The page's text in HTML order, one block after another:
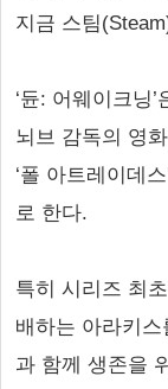
지금 스팀
‘듄: 어웨이크닝
뇌브 감독의 영
‘폴 아트레이데
로 한다.
특히 시리즈 최
배하는 아라키
과 함께 생존을